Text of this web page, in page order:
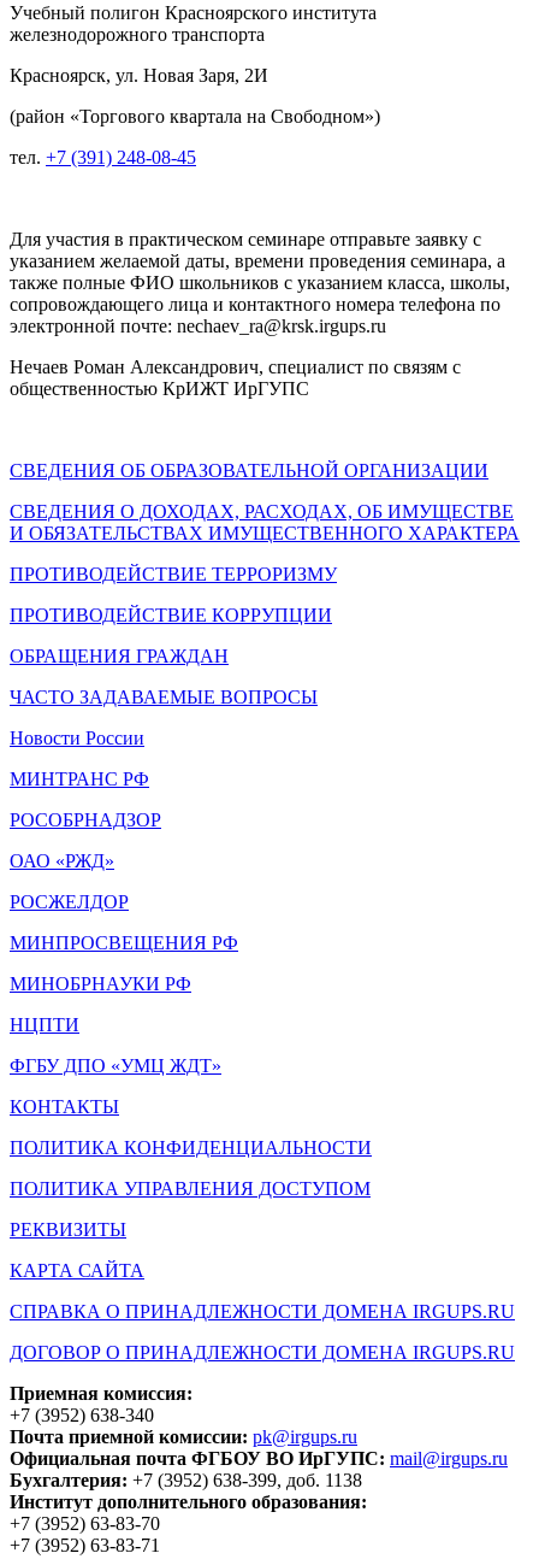
Учебный полигон Красноярского института
железнодорожного транспорта
Красноярск, ул. Новая Заря, 2И
(район «Торгового квартала на Свободном»)
тел. +7 (391) 248-08-45
Для участия в практическом семинаре отправьте заявку с
указанием желаемой даты, времени проведения семинара, а
также полные ФИО школьников с указанием класса, школы,
сопровождающего лица и контактного номера телефона по
электронной почте: nechaev_ra@krsk.irgups.ru
Нечаев Роман Александрович, специалист по связям с
общественностью КрИЖТ ИрГУПС
СВЕДЕНИЯ ОБ ОБРАЗОВАТЕЛЬНОЙ ОРГАНИЗАЦИИ
СВЕДЕНИЯ О ДОХОДАХ, РАСХОДАХ, ОБ ИМУЩЕСТВЕ
И ОБЯЗАТЕЛЬСТВАХ ИМУЩЕСТВЕННОГО ХАРАКТЕРА
ПРОТИВОДЕЙСТВИЕ ТЕРРОРИЗМУ
ПРОТИВОДЕЙСТВИЕ КОРРУПЦИИ
ОБРАЩЕНИЯ ГРАЖДАН
ЧАСТО ЗАДАВАЕМЫЕ ВОПРОСЫ
Новости России
МИНТРАНС РФ
РОСОБРНАДЗОР
ОАО «РЖД»
РОСЖЕЛДОР
МИНПРОСВЕЩЕНИЯ РФ
МИНОБРНАУКИ РФ
НЦПТИ
ФГБУ ДПО «УМЦ ЖДТ»
КОНТАКТЫ
ПОЛИТИКА КОНФИДЕНЦИАЛЬНОСТИ
ПОЛИТИКА УПРАВЛЕНИЯ ДОСТУПОМ
РЕКВИЗИТЫ
КАРТА САЙТА
СПРАВКА О ПРИНАДЛЕЖНОСТИ ДОМЕНА IRGUPS.RU
ДОГОВОР О ПРИНАДЛЕЖНОСТИ ДОМЕНА IRGUPS.RU
Приемная комиссия:
+7 (3952) 638-340
Почта приемной комиссии: pk@irgups.ru
Официальная почта ФГБОУ ВО ИрГУПС: mail@irgups.ru
Бухгалтерия: +7 (3952) 638-399, доб. 1138
Институт дополнительного образования:
+7 (3952) 63-83-70
+7 (3952) 63-83-71